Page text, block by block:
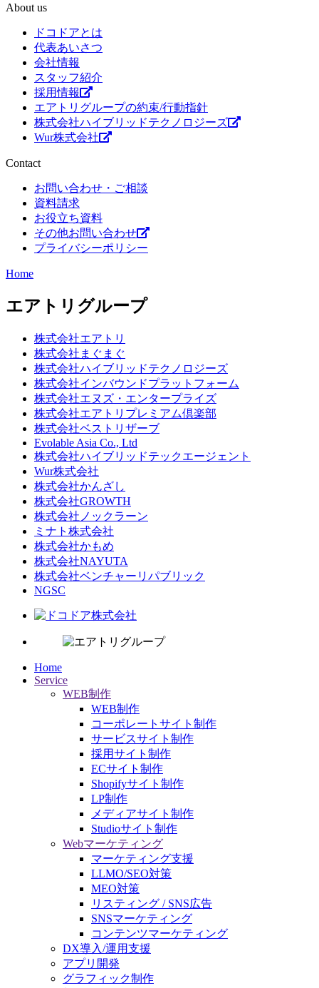
About us
ドコドアとは
代表あいさつ
会社情報
スタッフ紹介
採用情報
エアトリグループの約束/行動指針
株式会社ハイブリッドテクノロジーズ
Wur株式会社
Contact
お問い合わせ・ご相談
資料請求
お役立ち資料
その他お問い合わせ
プライバシーポリシー
Home
エアトリグループ
株式会社エアトリ
株式会社まぐまぐ
株式会社ハイブリッドテクノロジーズ
株式会社インバウンドプラットフォーム
株式会社エヌズ・エンタープライズ
株式会社エアトリプレミアム倶楽部
株式会社ベストリザーブ
Evolable Asia Co., Ltd
株式会社ハイブリッドテックエージェント
Wur株式会社
株式会社かんざし
株式会社GROWTH
株式会社ノックラーン
ミナト株式会社
株式会社かもめ
株式会社NAYUTA
株式会社ベンチャーリパブリック
NGSC
Home
Service
WEB制作
WEB制作
コーポレートサイト制作
サービスサイト制作
採用サイト制作
ECサイト制作
Shopifyサイト制作
LP制作
メディアサイト制作
Studioサイト制作
Webマーケティング
マーケティング支援
LLMO/SEO対策
MEO対策
リスティング / SNS広告
SNSマーケティング
コンテンツマーケティング
DX導入/運用支援
アプリ開発
グラフィック制作